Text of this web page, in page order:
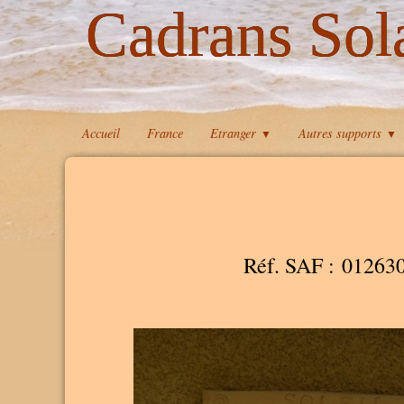
Cadrans
Accueil France Etranger ▼ Autres supports ▼
Réf. SAF :